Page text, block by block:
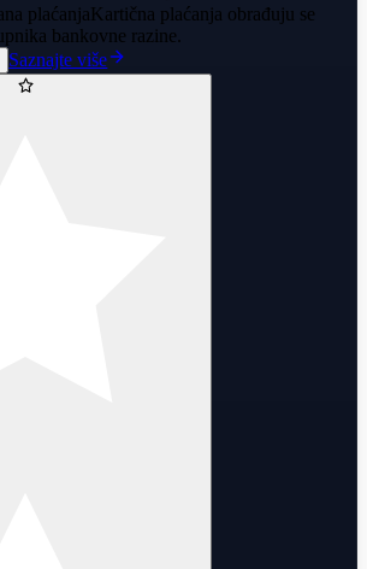
plaćanjaKartična plaćanja obrađuju se
bankovne razine.
Saznajte više